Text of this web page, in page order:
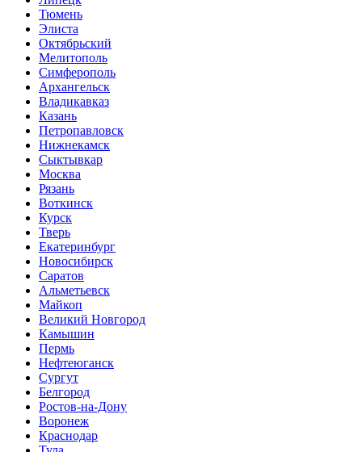
Тюмень
Элиста
Октябрьский
Мелитополь
Симферополь
Архангельск
Владикавказ
Казань
Петропавловск
Нижнекамск
Сыктывкар
Москва
Рязань
Воткинск
Курск
Тверь
Екатеринбург
Новосибирск
Саратов
Альметьевск
Майкоп
Великий Новгород
Камышин
Пермь
Нефтеюганск
Сургут
Белгород
Ростов-на-Дону
Воронеж
Краснодар